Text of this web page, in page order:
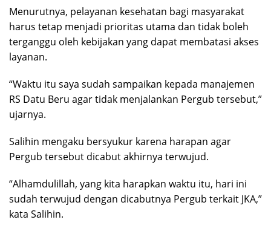
Menurutnya, pelayanan kesehatan bagi masyarakat
harus tetap menjadi prioritas utama dan tidak boleh
terganggu oleh kebijakan yang dapat membatasi akses
layanan.
“Waktu itu saya sudah sampaikan kepada manajemen
RS Datu Beru agar tidak menjalankan Pergub tersebut,”
ujarnya.
Salihin mengaku bersyukur karena harapan agar
Pergub tersebut dicabut akhirnya terwujud.
“Alhamdulillah, yang kita harapkan waktu itu, hari ini
sudah terwujud dengan dicabutnya Pergub terkait JKA,”
kata Salihin.